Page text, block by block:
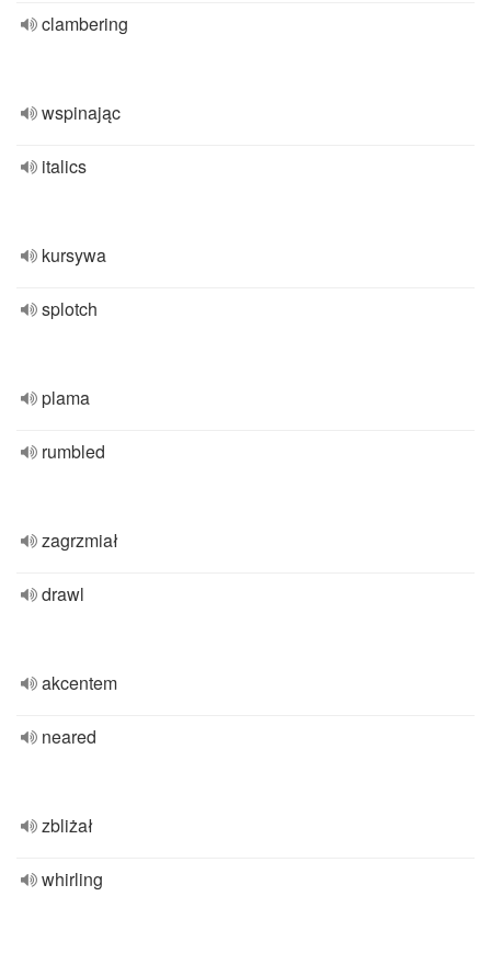
clambering
wspinając
italics
kursywa
splotch
plama
rumbled
zagrzmiał
drawl
akcentem
neared
zbliżał
whirling